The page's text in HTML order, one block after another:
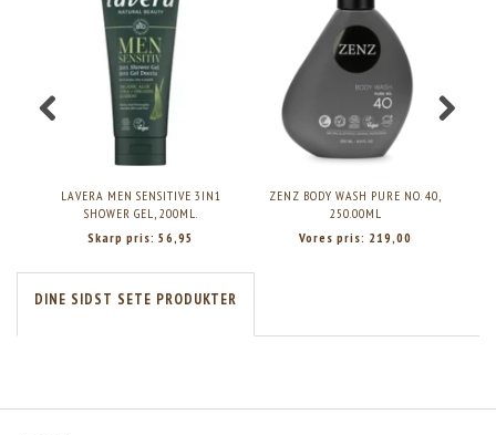
LAVERA MEN SENSITIVE 3IN1
SHOWER GEL, 200ML.
Skarp pris: 56,95
ZENZ BODY WASH PURE NO. 40,
250.00ML
Vores pris: 219,00
DINE SIDST SETE PRODUKTER